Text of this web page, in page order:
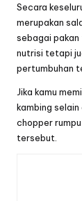
Secara
merupakan
sebagai pakan
nutrisi tetapi
pertumbuhan
Jika kamu
kambing selain
chopper
tersebut.